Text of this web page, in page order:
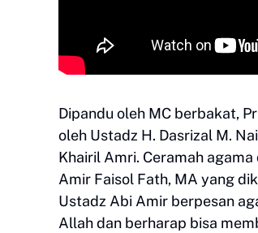
Dipandu oleh MC berbakat,
oleh Ustadz H. Dasrizal M.
Khairil Amri. Ceramah
Amir Faisol Fath, MA yang
Ustadz Abi Amir berpesan
Allah dan berharap bisa